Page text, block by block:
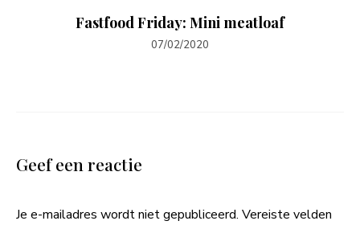
Fastfood Friday: Mini meatloaf
07/02/2020
Geef een reactie
Je e-mailadres wordt niet gepubliceerd. Vereiste velden